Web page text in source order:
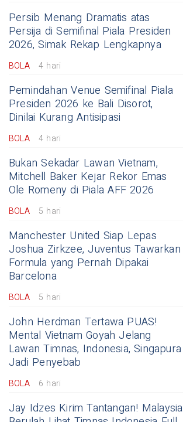
Persib Menang Dramatis atas
Persija di Semifinal Piala Presiden
2026, Simak Rekap Lengkapnya
BOLA 4 hari
Pemindahan Venue Semifinal Piala
Presiden 2026 ke Bali Disorot,
Dinilai Kurang Antisipasi
BOLA 4 hari
Bukan Sekadar Lawan Vietnam,
Mitchell Baker Kejar Rekor Emas
Ole Romeny di Piala AFF 2026
BOLA 5 hari
Manchester United Siap Lepas
Joshua Zirkzee, Juventus Tawarkan
Formula yang Pernah Dipakai
Barcelona
BOLA 5 hari
John Herdman Tertawa PUAS!
Mental Vietnam Goyah Jelang
Lawan Timnas, Indonesia, Singapura
Jadi Penyebab
BOLA 6 hari
Jay Idzes Kirim Tantangan! Malaysia